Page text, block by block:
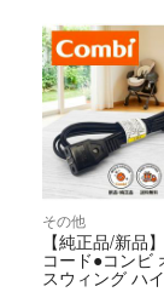
その他
【純正品/新品
コード●コンビ
スウィング ハ